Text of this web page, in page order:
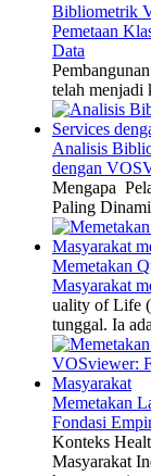
Bibliometrik
Pemetaan
Data
telah menjadi
Analisis
dengan
Mengapa
Paling
Memetakan
Masyarakat
uality of Life
tunggal. Ia
Memetakan
Fondasi
Konteks
Masyarakat